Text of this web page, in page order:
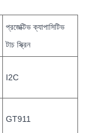
প্রজেক্টিভ ক্যাপাসিটিভ
টাচ স্ক্রিন
I2C
GT911